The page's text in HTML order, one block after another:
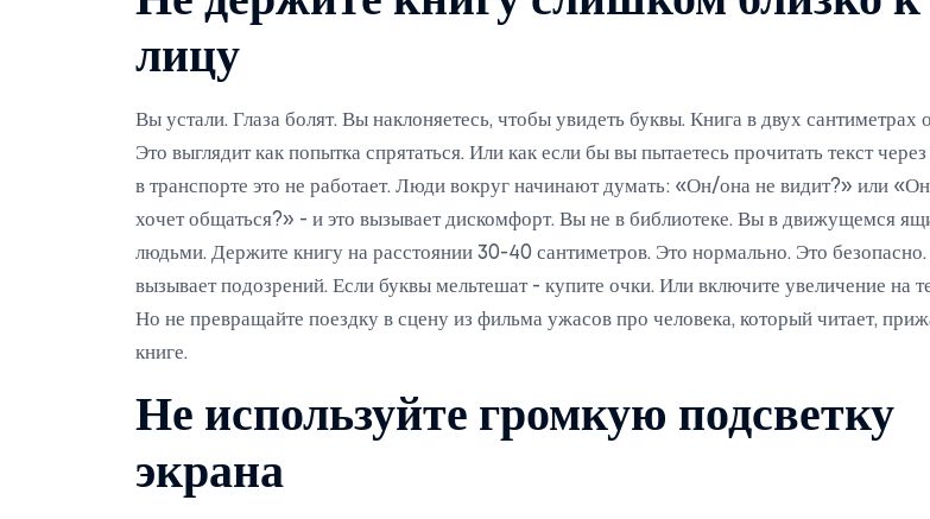
лицу
Вы устали. Глаза болят. Вы наклоняетесь, чтобы увидеть буквы. Книга в двух сантиметрах
Это выглядит как попытка спрятаться. Или как если бы вы пытаетесь прочитать текст
в транспорте это не работает. Люди вокруг начинают думать: «Он/она не видит?» или
хочет общаться?» - и это вызывает дискомфорт. Вы не в библиотеке. Вы в движущемся
людьми. Держите книгу на расстоянии 30-40 сантиметров. Это нормально. Это безопасно.
вызывает подозрений. Если буквы мельтешат - купите очки. Или включите увеличение на
Но не превращайте поездку в сцену из фильма ужасов про человека, который читает,
книге.
Не используйте громкую подсветку
экрана